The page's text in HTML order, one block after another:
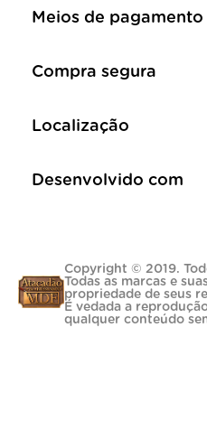
Meios de pagamento
Compra segura
Localização
Desenvolvido com
Copyright © 2019.
Todas as marcas e
propriedade de seus
É vedada a
qualquer conteúdo